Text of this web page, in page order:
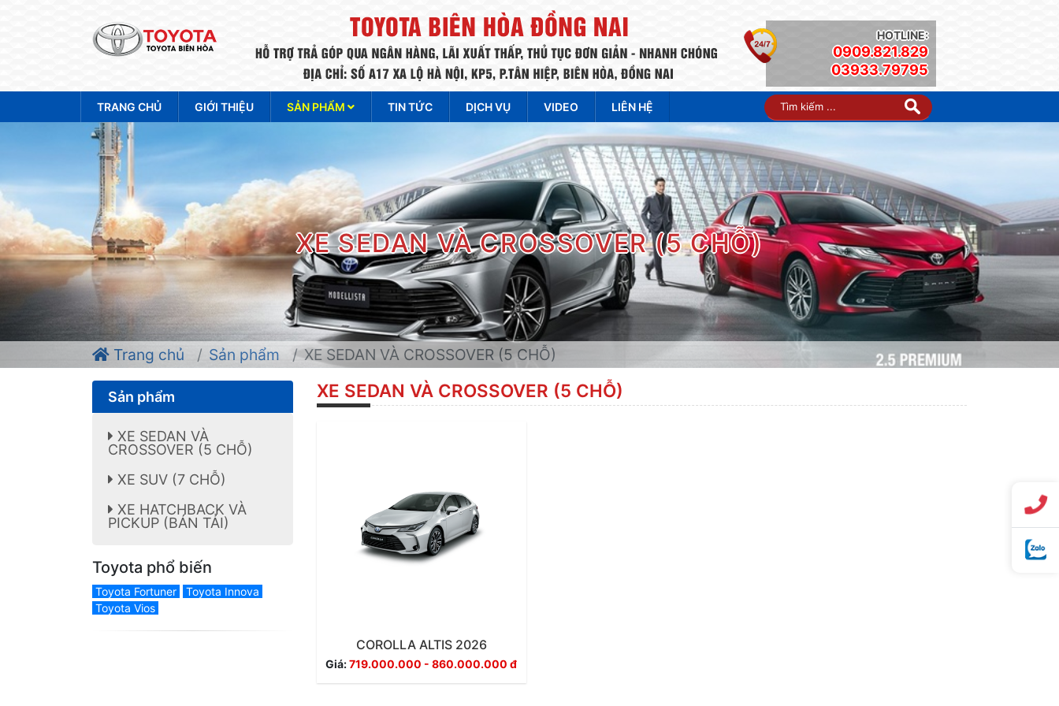
HOTLINE:
0909.821.829
03933.79795
TRANG CHỦ GIỚI THIỆU SẢN PHẨM TIN TỨC DỊCH VỤ VIDEO LIÊN HỆ
XE SEDAN VÀ CROSSOVER (5 CHỖ)
Trang chủ Sản phẩm XE SEDAN VÀ CROSSOVER (5 CHỖ)
XE SEDAN VÀ CROSSOVER (5 CHỖ)
COROLLA ALTIS 2026
Giá:719.000.000 - 860.000.000 đ
Sản phẩm
XE SEDAN VÀ
CROSSOVER (5 CHỖ)
XE SUV (7 CHỖ)
XE HATCHBACK VÀ
PICKUP (BÁN TẢI)
Toyota phổ biến
Toyota Fortuner
Toyota Innova
Toyota Vios